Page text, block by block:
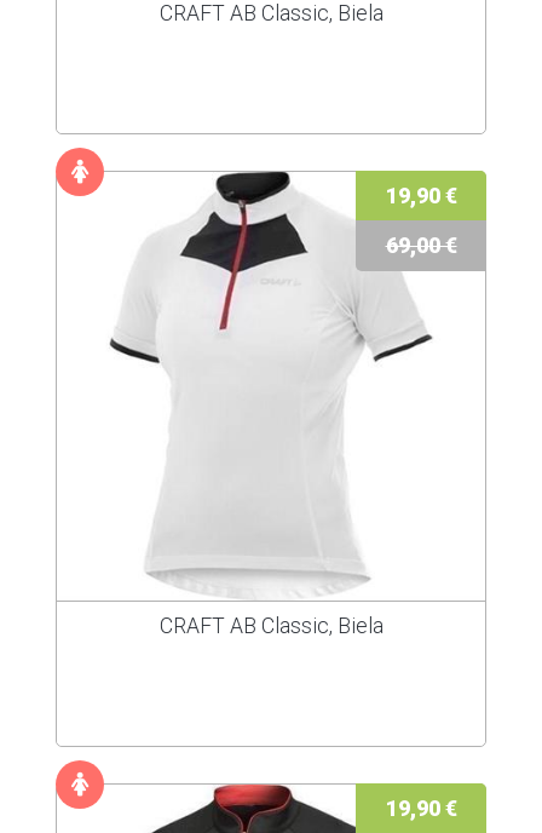
CRAFT AB Classic, Biela
19,90 €
69,00 €
CRAFT AB Classic, Biela
19,90 €